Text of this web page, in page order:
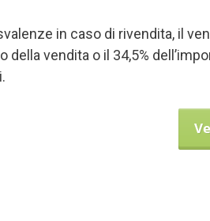
in caso di rivendita, il
della vendita o il 34,5%